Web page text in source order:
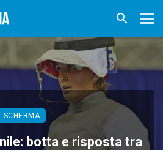
SCHERMA
botta e risposta tra